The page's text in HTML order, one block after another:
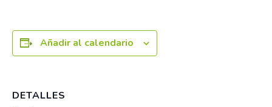
Añadir al calendario
DETALLES